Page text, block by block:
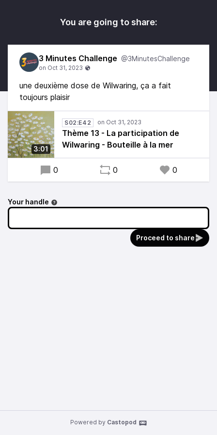
You are going to share:
3 Minutes Challenge @3MinutesChallenge
une deuxième dose de Wilwaring, ça a fait
toujours plaisir
3:01
S02:E42
Thème 13 - La participation de
Wilwaring - Bouteille à la mer
0 0 0
Your handle
Proceed to share
Powered by Castopod